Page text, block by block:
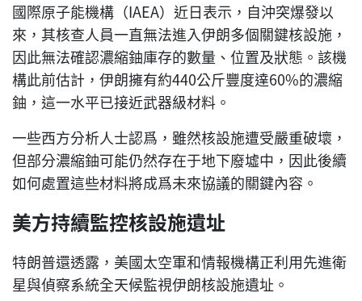
國際原子能機構（IAEA）近日表示，自沖突爆發以
來，其核查人員一直無法進入伊朗多個關鍵核設施，
因此無法確認濃縮鈾庫存的數量、位置及狀態。該機
構此前估計，伊朗擁有約440公斤豐度達60%的濃縮
鈾，這一水平已接近武器級材料。
一些西方分析人士認爲，雖然核設施遭受嚴重破壞，
但部分濃縮鈾可能仍然存在于地下廢墟中，因此後續
如何處置這些材料將成爲未來協議的關鍵內容。
美方持續監控核設施遺址
特朗普還透露，美國太空軍和情報機構正利用先進衛
星與偵察系統全天候監視伊朗核設施遺址。